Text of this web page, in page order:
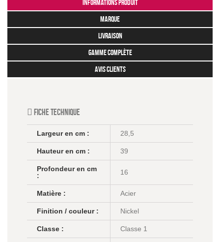
Informations produit
marque
livraison
gamme complète
avis clients
Fiche technique
Largeur en cm : 28,5
Hauteur en cm : 39
Profondeur en cm
:
16
Matière : Acier
Finition / couleur : Nickel
Classe : Classe 1